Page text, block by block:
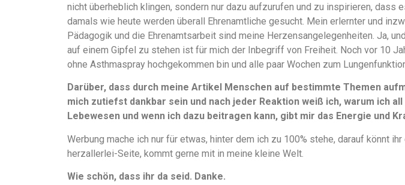
nicht überheblich klingen, sondern nur dazu aufzurufen und zu inspirieren,
damals wie heute werden überall Ehrenamtliche gesucht. Mein erlernter und
Pädagogik und die Ehrenamtsarbeit sind meine Herzensangelegenheiten. Ja,
auf einem Gipfel zu stehen ist für mich der Inbegriff von Freiheit. Noch vor 10
ohne Asthmaspray hochgekommen bin und alle paar Wochen zum
Darüber, dass durch meine Artikel Menschen auf bestimmte Themen
mich zutiefst dankbar sein und nach jeder Reaktion weiß ich, warum ich
Lebewesen und wenn ich dazu beitragen kann, gibt mir das Energie und
Werbung mache ich nur für etwas, hinter dem ich zu 100% stehe, darauf könnt
herzallerlei-Seite, kommt gerne mit in meine kleine Welt.
Wie schön, dass ihr da seid. Danke.